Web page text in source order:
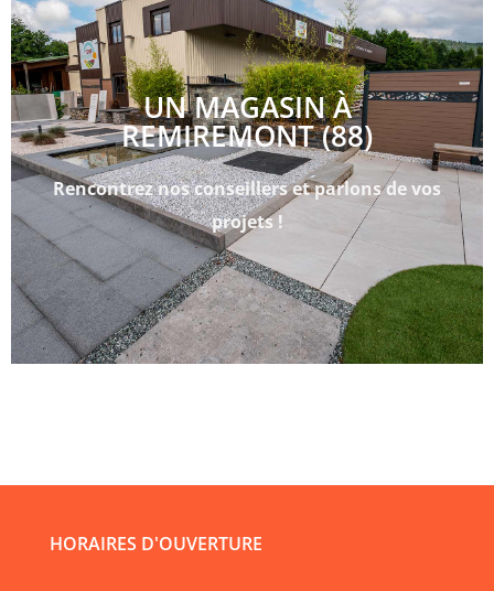
UN MAGASIN À
REMIREMONT (88)
Rencontrez nos conseillers et parlons de vos
projets !
HORAIRES D'OUVERTURE